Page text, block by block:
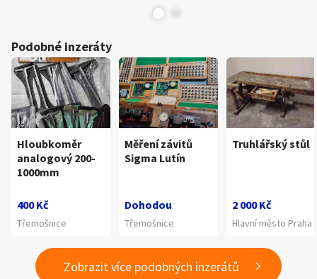
Podobné inzeráty
Hloubkoměr
analogový 200-
1000mm
400 Kč
Třemošnice
Měření závitů
Sigma Lutín
Dohodou
Třemošnice
Truhlářský stůl
2 000 Kč
Hlavní město Praha
Zobrazit více podobných inzerátů